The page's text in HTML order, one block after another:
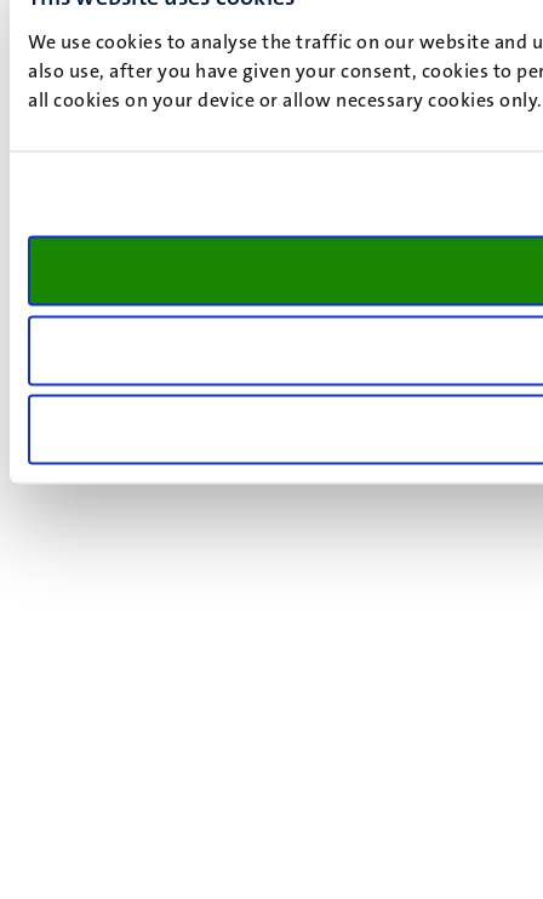
We use cookies to analyse the traffic on our website and
also use, after you have given your consent, cookies to
all cookies on your device or allow necessary cookies